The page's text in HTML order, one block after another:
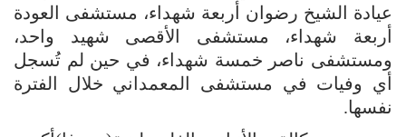
عيادة الشيخ رضوان أربعة شهداء، مستشفى العودة
أربعة شهداء، مستشفى الأقصى شهيد واحد،
ومستشفى ناصر خمسة شهداء، في حين لم تُسجل
أي وفيات في مستشفى المعمداني خلال الفترة
نفسها.